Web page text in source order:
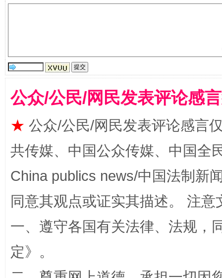
公众/公民/网民发表评论感
★ 公众/公民/网民发表评论感言
共传媒、中国公众传媒、中国全
China publics news/中国法制新
同意其观点或证实其描述。 注
一、遵守各国有关法律、法规，
定》。